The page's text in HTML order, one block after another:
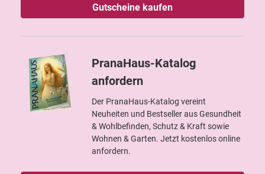
Gutscheine kaufen
PranaHaus-Katalog
anfordern
Der PranaHaus-Katalog vereint
Neuheiten und Bestseller aus Gesundheit
& Wohlbefinden, Schutz & Kraft sowie
Wohnen & Garten. Jetzt kostenlos online
anfordern.